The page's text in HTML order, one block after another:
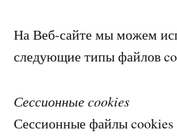
На Веб-сайте мы можем
следующие типы файлов
Сессионные cookies
Сессионные файлы